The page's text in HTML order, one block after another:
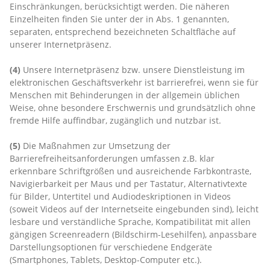
Einschränkungen, berücksichtigt werden. Die näheren
Einzelheiten finden Sie unter der in Abs. 1 genannten,
separaten, entsprechend bezeichneten Schaltfläche auf
unserer Internetpräsenz.
(4) Unsere Internetpräsenz bzw. unsere Dienstleistung im
elektronischen Geschäftsverkehr ist barrierefrei, wenn sie für
Menschen mit Behinderungen in der allgemein üblichen
Weise, ohne besondere Erschwernis und grundsätzlich ohne
fremde Hilfe auffindbar, zugänglich und nutzbar ist.
(5) Die Maßnahmen zur Umsetzung der
Barrierefreiheitsanforderungen umfassen z.B. klar
erkennbare Schriftgrößen und ausreichende Farbkontraste,
Navigierbarkeit per Maus und per Tastatur, Alternativtexte
für Bilder, Untertitel und Audiodeskriptionen in Videos
(soweit Videos auf der Internetseite eingebunden sind), leicht
lesbare und verständliche Sprache, Kompatibilität mit allen
gängigen Screenreadern (Bildschirm-Lesehilfen), anpassbare
Darstellungsoptionen für verschiedene Endgeräte
(Smartphones, Tablets, Desktop-Computer etc.).